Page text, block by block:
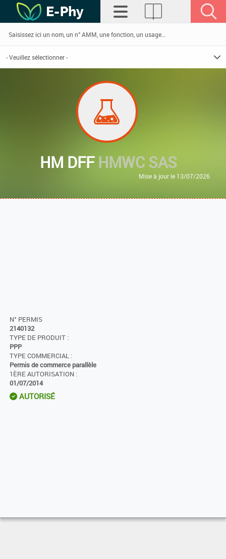
HM DFFHMWC SAS
Mise à jour le 13/07/2026
N° PERMIS
2140132
TYPE DE PRODUIT :
PPP
TYPE COMMERCIAL :
Permis de commerce parallèle
1ÈRE AUTORISATION :
01/07/2014
AUTORISÉ